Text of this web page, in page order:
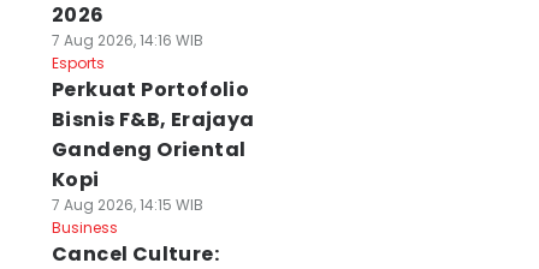
2026
7 Aug 2026, 14:16 WIB
Esports
Perkuat Portofolio
Bisnis F&B, Erajaya
Gandeng Oriental
Kopi
7 Aug 2026, 14:15 WIB
Business
Cancel Culture: